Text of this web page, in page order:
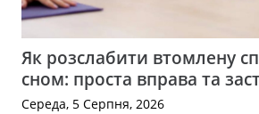
Як розслабити втомлену
сном: проста вправа та
Середа, 5 Серпня, 2026